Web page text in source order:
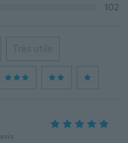
102
Très utile
avis